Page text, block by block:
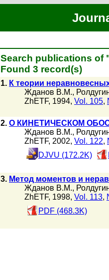
Search publications of
Found 3 record(s)
1. К теории
Жданов В.М.,
ZhETF, 1994, Vol. 105,
2. О КИНЕТИЧЕСКОМ
Жданов В.М.,
ZhETF, 2002, Vol. 122,
DJVU (172.2K)
3. Метод моментов и
Жданов В.М.,
ZhETF, 1998, Vol. 113,
PDF (468.3K)